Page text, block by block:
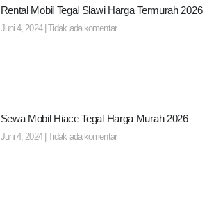
Rental Mobil Tegal Slawi Harga Termurah 2026
Juni 4, 2024 Tidak ada komentar
Sewa Mobil Hiace Tegal Harga Murah 2026
Juni 4, 2024 Tidak ada komentar